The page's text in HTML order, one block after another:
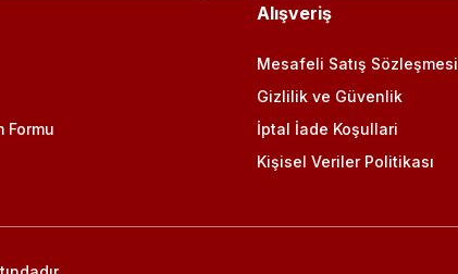
Formu
Alışveriş
Mesafeli Satış Sözleşmesi
Gizlilik ve Güvenlik
İptal İade Koşullari
Kişisel Veriler Politikası